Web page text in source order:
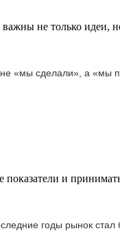
не только идеи,
не «мы сделали», а «мы
показатели и
годы рынок стал